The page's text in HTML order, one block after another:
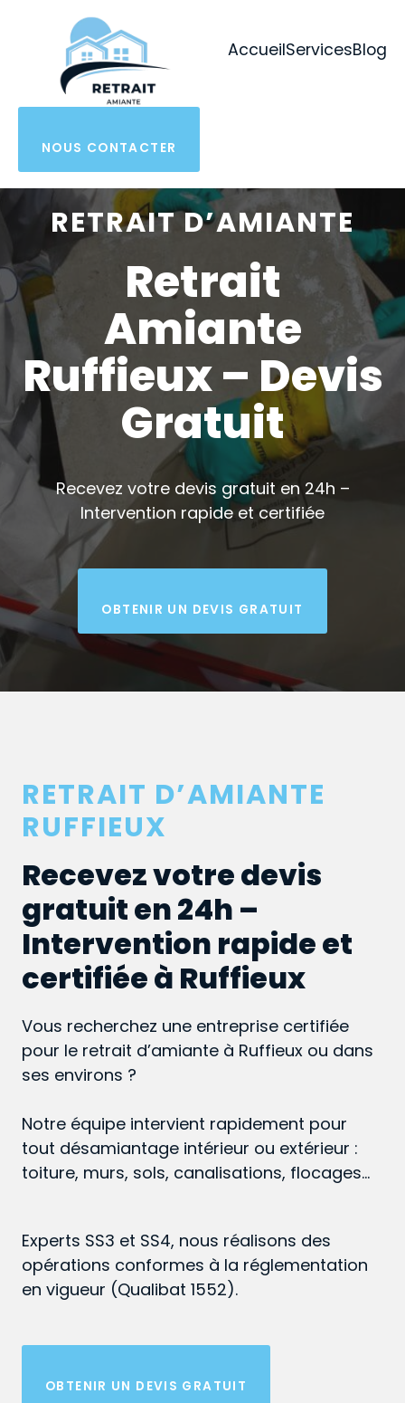
AccueilServicesBlog
NOUS CONTACTER
RETRAIT D’AMIANTE
Retrait
Amiante
Ruffieux – Devis
Gratuit
Recevez votre devis gratuit en 24h –
Intervention rapide et certifiée
OBTENIR UN DEVIS GRATUIT
RETRAIT D’AMIANTE
RUFFIEUX
Recevez votre devis
gratuit en 24h –
Intervention rapide et
certifiée à Ruffieux
Vous recherchez une entreprise certifiée
pour le retrait d’amiante à Ruffieux ou dans
ses environs ?
Notre équipe intervient rapidement pour
tout désamiantage intérieur ou extérieur :
toiture, murs, sols, canalisations, flocages…
Experts SS3 et SS4, nous réalisons des
opérations conformes à la réglementation
en vigueur (Qualibat 1552).
OBTENIR UN DEVIS GRATUIT